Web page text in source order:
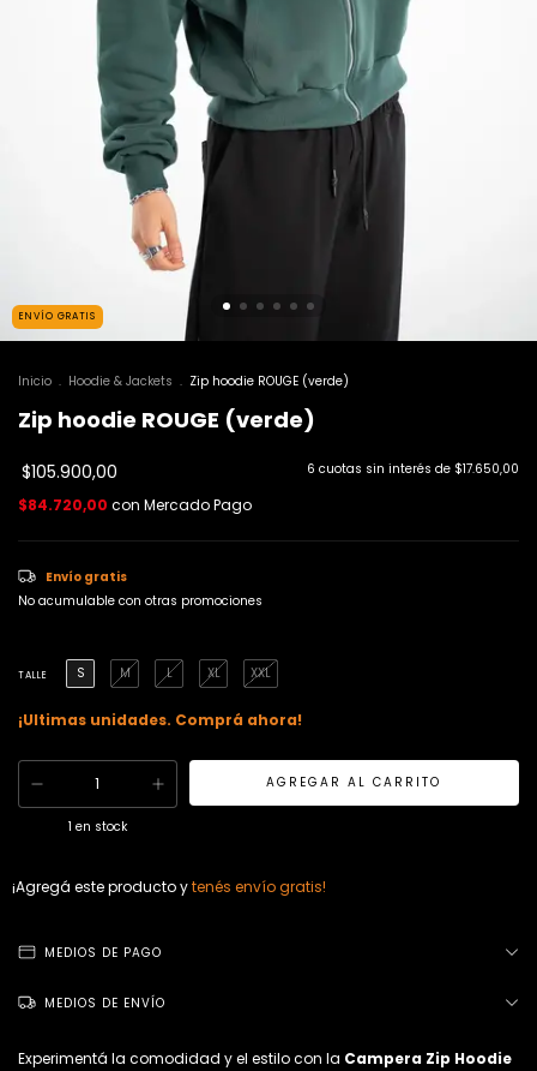
ENVÍO GRATIS
Inicio . Hoodie & Jackets . Zip hoodie ROUGE (verde)
Zip hoodie ROUGE (verde)
$105.900,00 6 cuotas sin interés de $17.650,00
$84.720,00 con Mercado Pago
Envío gratis
No acumulable con otras promociones
TALLE S M L XL XXL
¡Ultimas unidades. Comprá ahora!
1 en stock
¡Agregá este producto ytenés envío gratis!
MEDIOS DE PAGO
MEDIOS DE ENVÍO
Experimentá la comodidad y el estilo con la Campera Zip Hoodie